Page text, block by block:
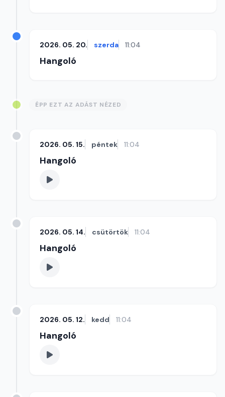
2026. 05. 20. szerda 11:04
Hangoló
ÉPP EZT AZ ADÁST NÉZED
2026. 05. 15. péntek 11:04
Hangoló
2026. 05. 14. csütörtök 11:04
Hangoló
2026. 05. 12. kedd 11:04
Hangoló